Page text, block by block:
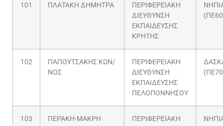
101 ΠΛΑΤΑΚΗ ΔΗΜΗΤΡΑ
ΠΕΡΙΦΕΡΕΙΑΚΗ
ΔΙΕΥΘΥΝΣΗ
ΕΚΠΑΙΔΕΥΣΗΣ
ΚΡΗΤΗΣ
102
ΠΑΠΟΥΤΣΑΚΗΣ ΚΩΝ/
ΝΟΣ
ΠΕΡΙΦΕΡΕΙΑΚΗ
ΔΙΕΥΘΥΝΣΗ
ΕΚΠΑΙΔΕΥΣΗΣ
ΠΕΛΟΠΟΝΝΗΣΟΥ
103
ΠΕΡΑΚΗ-ΜΑΚΡΗ
ΠΕΡΙΦΕΡΕΙΑΚΗ